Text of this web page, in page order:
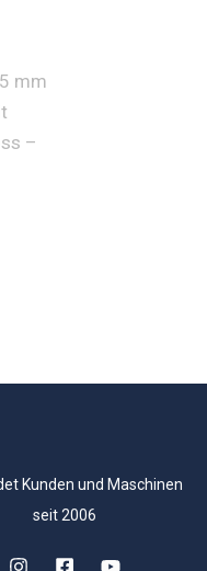
mm
–
Kunden und Maschinen
seit 2006